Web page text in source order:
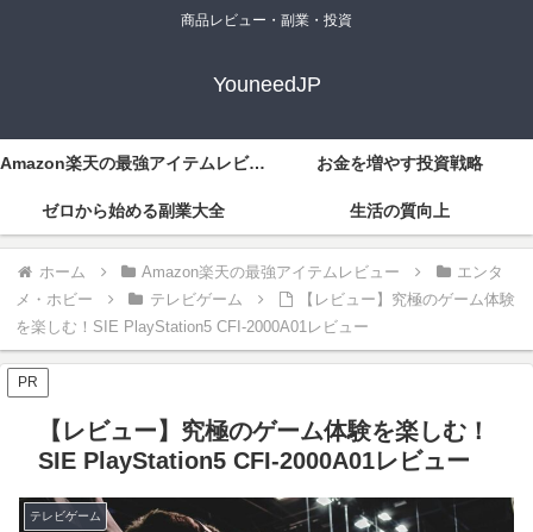
商品レビュー・副業・投資
YouneedJP
Amazon楽天の最強アイテムレビュー お金を増やす投資戦略
ゼロから始める副業大全 生活の質向上
ホーム Amazon楽天の最強アイテムレビュー
エンタ
メ・ホビー
テレビゲーム
【レビュー】究極のゲーム体験
を楽しむ！SIE PlayStation5 CFI-2000A01レビュー
PR
【レビュー】究極のゲーム体験を楽しむ！
SIE PlayStation5 CFI-2000A01レビュー
テレビゲーム